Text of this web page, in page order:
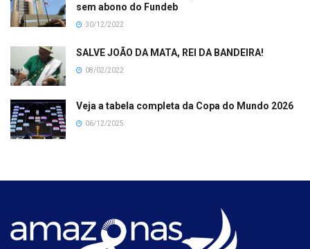
sem abono do Fundeb
30/12/2022
SALVE JOÃO DA MATA, REI DA BANDEIRA!
08/02/2022
Veja a tabela completa da Copa do Mundo 2026
06/12/2025